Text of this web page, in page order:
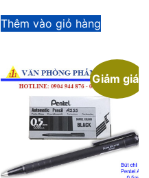
là:
tại
Thêm vào giỏ hàng
Giảm giá!